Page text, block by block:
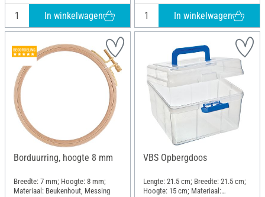
In winkelwagen In winkelwagen
Borduurring, hoogte 8 mm
Breedte: 7 mm; Hoogte: 8 mm;
Materiaal: Beukenhout, Messing
VBS Opbergdoos
Lengte: 21.5 cm; Breedte: 21.5 cm;
Hoogte: 15 cm; Materiaal: